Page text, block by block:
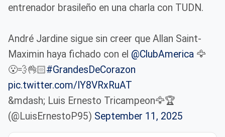
entrenador brasileño en una charla con TUDN.
André Jardine sigue sin creer que Allan Saint-
Maximin haya fichado con el @ClubAmerica 🦅
😮‍💨👌🏻#GrandesDeCorazon
pic.twitter.com/IY8VRxRuAT
&mdash; Luis Ernesto Tricampeon🦅🏆
(@LuisErnestoP95) September 11, 2025